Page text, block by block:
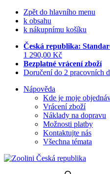
Zpět do hlavního menu
k obsahu
k nákupnímu košíku
Česká republika:
1 290,00 Kč
Bezplatné vrácení zboží
Doručení do 2 pracovních
Nápověda
Kde je moje
Vrácení zboží
Náklady na dopravu
Možnosti platby
Kontaktujte nás
Všechna témata